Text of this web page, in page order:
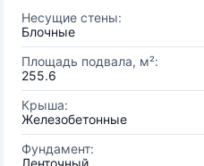
Несущие стены:
Блочные
Площадь подвала, м²:
255.6
Крыша:
Железобетонные
Фундамент:
Ленточный